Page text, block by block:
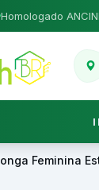
Homologado
Feminina